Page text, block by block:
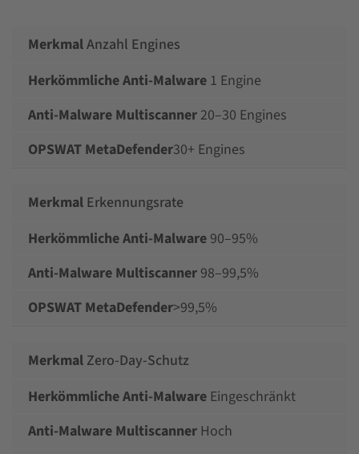
Anzahl Engines
1 Engine
20–30 Engines
30+ Engines
Erkennungsrate
90–95%
98–99,5%
>99,5%
Zero-Day-Schutz
Eingeschränkt
Hoch